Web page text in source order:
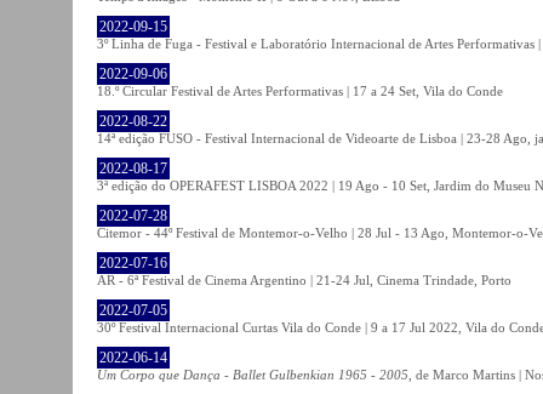
2022-09-15
3º Linha de Fuga - Festival e Laboratório Internacional de Artes Performativas
2022-09-06
18.º Circular Festival de Artes Performativas | 17 a 24 Set, Vila do Conde
2022-08-22
14ª edição FUSO - Festival Internacional de Videoarte de Lisboa | 23-28 Ago,
2022-08-17
3ª edição do OPERAFEST LISBOA 2022 | 19 Ago - 10 Set, Jardim do Museu
2022-07-28
Citemor - 44º Festival de Montemor-o-Velho | 28 Jul - 13 Ago, Montemor-o-
2022-07-16
AR - 6ª Festival de Cinema Argentino | 21-24 Jul, Cinema Trindade, Porto
2022-07-05
30º Festival Internacional Curtas Vila do Conde | 9 a 17 Jul 2022, Vila do
2022-06-14
Um Corpo que Dança - Ballet Gulbenkian 1965 - 2005 , de Marco Martins |